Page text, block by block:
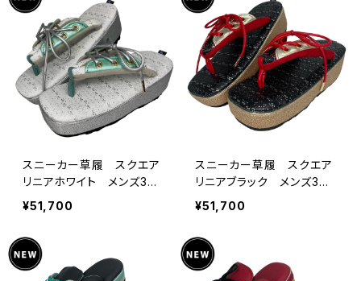
スニーカー草履 スクエア
リニアホワイト メンズ3サ
イズ キモノグラース×Ryuj
in コラボオリジナル
¥51,700
スニーカー草履 スクエア
リニアブラック メンズ3サ
イズ キモノグラース×Ryuj
in コラボオリジナル
¥51,700